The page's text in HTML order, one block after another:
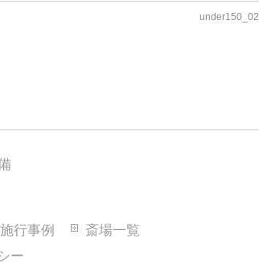
under150_02
施行事例
斎場一覧
ー